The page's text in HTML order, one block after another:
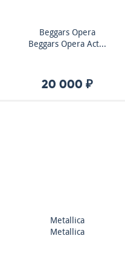
Beggars Opera
Beggars Opera Act...
20 000 ₽
Metallica
Metallica